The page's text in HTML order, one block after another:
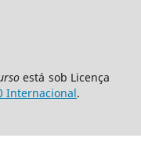
está sob Licença
Internacional.